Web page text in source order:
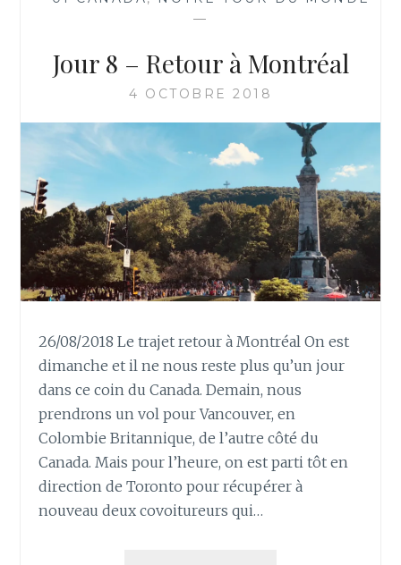
—
Jour 8 – Retour à Montréal
4 OCTOBRE 2018
26/08/2018 Le trajet retour à Montréal On est
dimanche et il ne nous reste plus qu’un jour
dans ce coin du Canada. Demain, nous
prendrons un vol pour Vancouver, en
Colombie Britannique, de l’autre côté du
Canada. Mais pour l’heure, on est parti tôt en
direction de Toronto pour récupérer à
nouveau deux covoitureurs qui…